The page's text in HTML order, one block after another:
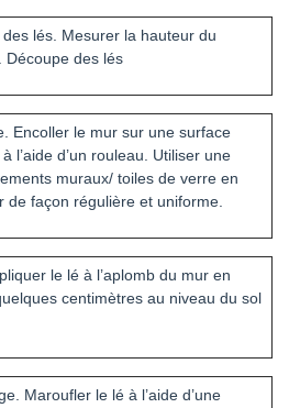
lés. Mesurer la hauteur du
Découpe des lés
Encoller le mur sur une surface
l’aide d’un rouleau. Utiliser une
muraux/ toiles de verre en
de façon régulière et uniforme.
le lé à l’aplomb du mur en
centimètres au niveau du sol
Maroufler le lé à l’aide d’une